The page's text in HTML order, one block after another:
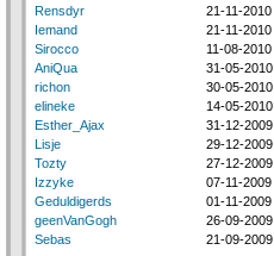
Rensdyr
21-11-2010
Iemand
21-11-2010
Sirocco
11-08-2010
AniQua
31-05-2010
richon
30-05-2010
elineke
14-05-2010
Esther_Ajax
31-12-2009
Lisje
29-12-2009
Tozty
27-12-2009
Izzyke
07-11-2009
Geduldigerds
01-11-2009
geenVanGogh
26-09-2009
Sebas
21-09-2009